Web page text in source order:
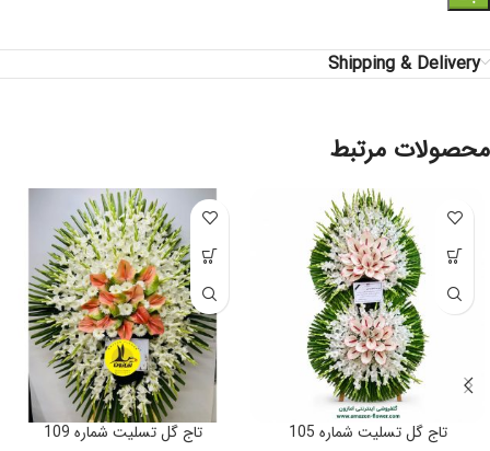
Shipping & Delivery
محصولات مرتبط
تاج گل تسلیت شماره 105
تاج گل تسلیت شماره 109